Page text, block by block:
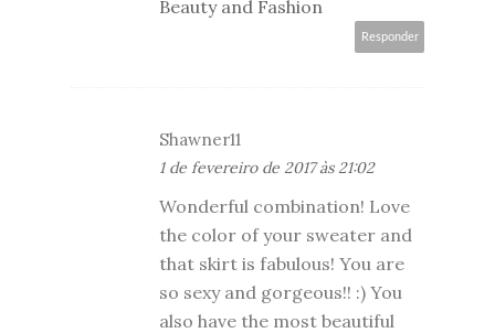
Beauty and Fashion
Responder
Shawner11
1 de fevereiro de 2017 às 21:02
Wonderful combination! Love
the color of your sweater and
that skirt is fabulous! You are
so sexy and gorgeous!! :) You
also have the most beautiful